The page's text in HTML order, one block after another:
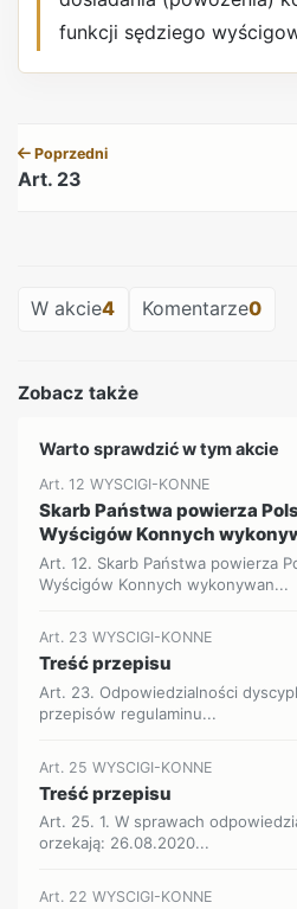
funkcji sędziego
Poprzedni
Art. 23
W akcie4 Komentarze0
Zobacz także
Warto sprawdzić w tym akcie
Art. 12 WYSCIGI-KONNE
Skarb Państwa powierza
Wyścigów Konnych
Art. 12. Skarb Państwa powierza
Wyścigów Konnych wykonywan...
Art. 23 WYSCIGI-KONNE
Treść przepisu
Art. 23. Odpowiedzialności
przepisów regulaminu...
Art. 25 WYSCIGI-KONNE
Treść przepisu
Art. 25. 1. W sprawach
orzekają: 26.08.2020...
Art. 22 WYSCIGI-KONNE